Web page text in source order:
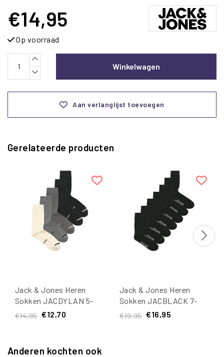
€14,95
Op voorraad
Winkelwagen
Aan verlanglijst toevoegen
Gerelateerde producten
Jack & Jones Heren
Sokken JACDYLAN 5-
Pack Multicolor
€14,95 €12,70
Jack & Jones Heren
Sokken JACBLACK 7-
Pack Zwart
€19,95 €16,95
Anderen kochten ook